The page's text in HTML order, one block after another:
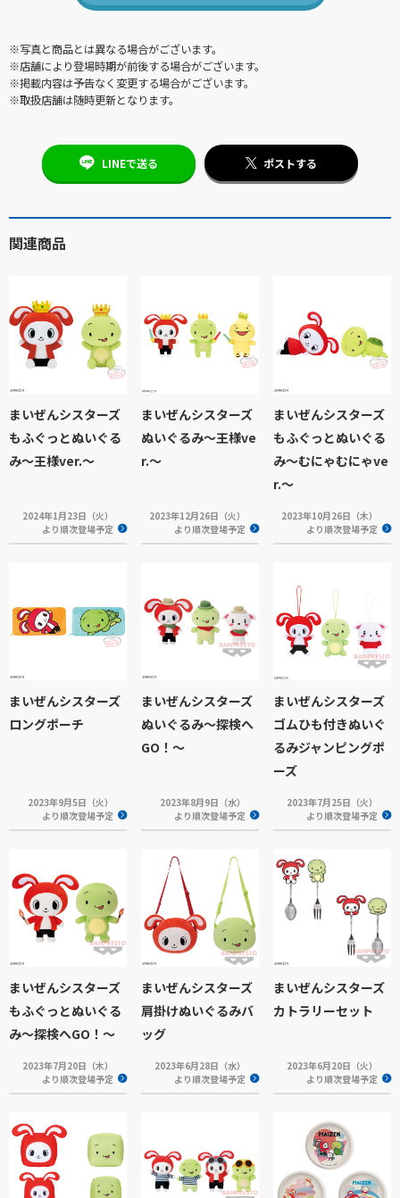
※写真と商品とは異なる場合がございます。
※店舗により登場時期が前後する場合がございます。
※掲載内容は予告なく変更する場合がございます。
※取扱店舗は随時更新となります。
LINEで送る ポストする
関連商品
まいぜんシスターズ
もふぐっとぬいぐる
み～王様ver.～
2024年1月23日（火）
より順次登場予定
まいぜんシスターズ
ぬいぐるみ～王様ve
r.～
2023年12月26日（火）
より順次登場予定
まいぜんシスターズ
もふぐっとぬいぐる
み～むにゃむにゃve
r.～
2023年10月26日（木）
より順次登場予定
まいぜんシスターズ
ロングポーチ
2023年9月5日（火）
より順次登場予定
まいぜんシスターズ
ぬいぐるみ～探検へ
GO！～
2023年8月9日（水）
より順次登場予定
まいぜんシスターズ
ゴムひも付きぬいぐ
るみジャンピングポ
ーズ
2023年7月25日（火）
より順次登場予定
まいぜんシスターズ
もふぐっとぬいぐる
み～探検へGO！～
2023年7月20日（木）
より順次登場予定
まいぜんシスターズ
肩掛けぬいぐるみバ
ッグ
2023年6月28日（水）
より順次登場予定
まいぜんシスターズ
カトラリーセット
2023年6月20日（火）
より順次登場予定